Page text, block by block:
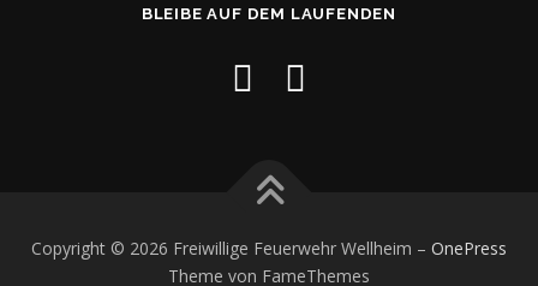
BLEIBE AUF DEM LAUFENDEN
Copyright © 2026 Freiwillige Feuerwehr Wellheim – OnePress
Theme von FameThemes